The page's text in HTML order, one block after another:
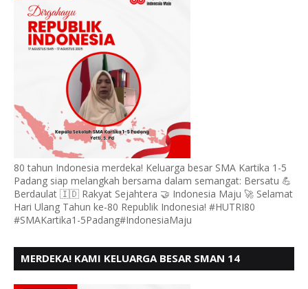
80 tahun Indonesia merdeka! Keluarga besar SMA Kartika 1-5
Padang siap melangkah bersama dalam semangat: Bersatu 💪
Berdaulat 🇮🇩 Rakyat Sejahtera 🤝 Indonesia Maju 🚀 Selamat
Hari Ulang Tahun ke-80 Republik Indonesia! #HUTRI80
#SMAKartika1-5Padang#IndonesiaMaju
MERDEKA! KAMI KELUARGA BESAR SMAN 14